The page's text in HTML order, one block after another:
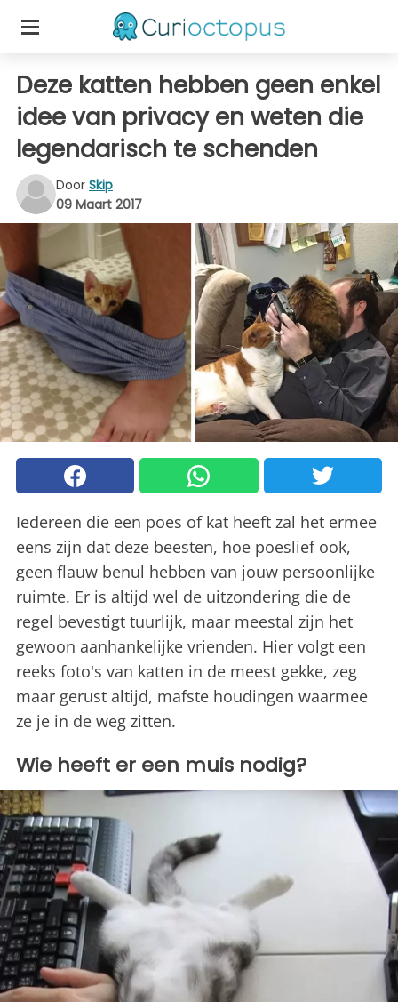
Deze katten hebben geen enkel
idee van privacy en weten die
legendarisch te schenden
Door Skip
09 Maart 2017
Iedereen die een poes of kat heeft zal het ermee
eens zijn dat deze beesten, hoe poeslief ook,
geen flauw benul hebben van jouw persoonlijke
ruimte. Er is altijd wel de uitzondering die de
regel bevestigt tuurlijk, maar meestal zijn het
gewoon aanhankelijke vrienden. Hier volgt een
reeks foto's van katten in de meest gekke, zeg
maar gerust altijd, mafste houdingen waarmee
ze je in de weg zitten.
Wie heeft er een muis nodig?